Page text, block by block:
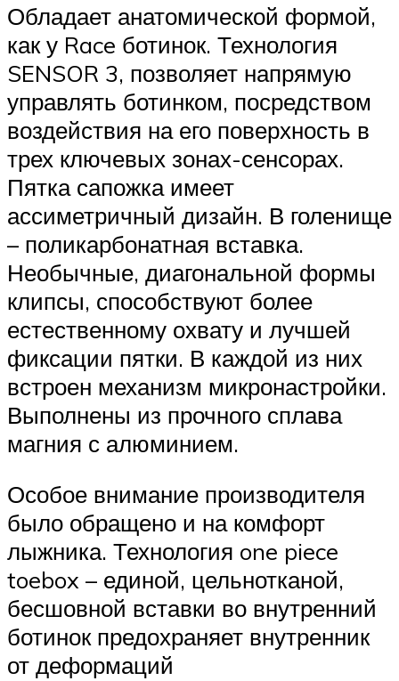
Обладает анатомической формой,
как у Race ботинок. Технология
SENSOR 3, позволяет напрямую
управлять ботинком, посредством
воздействия на его поверхность в
трех ключевых зонах-сенсорах.
Пятка сапожка имеет
ассиметричный дизайн. В голенище
– поликарбонатная вставка.
Необычные, диагональной формы
клипсы, способствуют более
естественному охвату и лучшей
фиксации пятки. В каждой из них
встроен механизм микронастройки.
Выполнены из прочного сплава
магния с алюминием.
Особое внимание производителя
было обращено и на комфорт
лыжника. Технология one piece
toebox – единой, цельнотканой,
бесшовной вставки во внутренний
ботинок предохраняет внутренник
от деформаций